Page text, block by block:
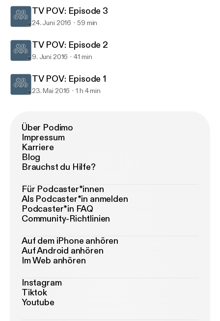
TV POV
TV POV: Episode 3
24. Juni 2016 59 min
TV POV: Episode 2
9. Juni 2016 41 min
TV POV: Episode 1
23. Mai 2016 1 h 4 min
Über Podimo
Impressum
Karriere
Blog
Brauchst du Hilfe?
Für Podcaster*innen
Als Podcaster*in anmelden
Podcaster*in FAQ
Community-Richtlinien
Auf dem iPhone anhören
Auf Android anhören
Im Web anhören
Instagram
Tiktok
Youtube